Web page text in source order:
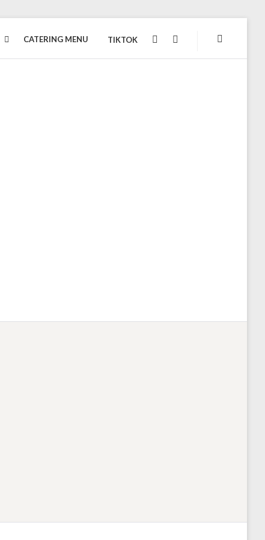
CATERING MENU TIKTOK FACEBOOK